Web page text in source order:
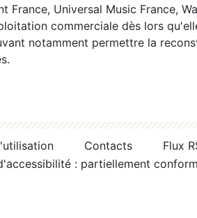
France, Universal Music France,
commerciale dès lors
notamment permettre la
Contacts
Flux
: partiellement